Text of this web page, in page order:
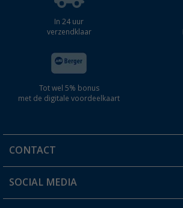
In 24 uur
verzendklaar
Tot wel 5% bonus
met de digitale voordeelkaart
CONTACT
Een vraag?
SOCIAL MEDIA